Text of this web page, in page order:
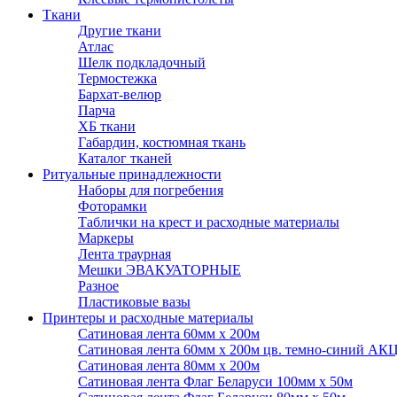
Ткани
Другие ткани
Атлас
Шелк подкладочный
Термостежка
Бархат-велюр
Парча
ХБ ткани
Габардин, костюмная ткань
Каталог тканей
Ритуальные принадлежности
Наборы для погребения
Фоторамки
Таблички на крест и расходные материалы
Маркеры
Лента траурная
Мешки ЭВАКУАТОРНЫЕ
Разное
Пластиковые вазы
Принтеры и расходные материалы
Сатиновая лента 60мм х 200м
Сатиновая лента 60мм х 200м цв. темно-синий
Сатиновая лента 80мм х 200м
Сатиновая лента Флаг Беларуси 100мм х 50м